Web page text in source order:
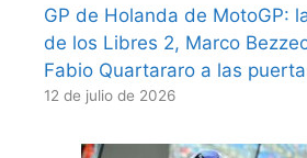
GP de Holanda de MotoGP:
de los Libres 2, Marco
Fabio Quartararo a las
12 de julio de 2026